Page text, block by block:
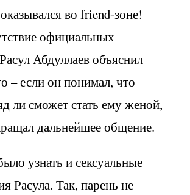
во friend-зоне!
официальных
Абдуллаев объяснил
– если он понимал, что
ли сможет стать ему женой,
дальнейшее общение.
узнать и сексуальные
Расула. Так, парень не